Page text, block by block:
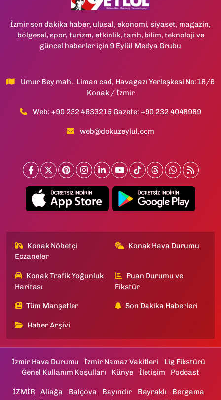
İzmir son dakika haber, ulusal, ekonomi, siyaset, magazin,
bölgesel, spor, turizm, etkinlik, tarih, bilim, teknoloji ve
güncel haberler için 9 Eylül Medya Grubu
Umur Bey mah., Liman cad, Havagazı Yerleşkesi No:16/6
Konak / İzmir
Web: +90 232 4633215 Gazete: +90 232 4048989
web@dokuzeylul.com
Konak Nöbetçi
Eczaneler
Konak Hava Durumu
Konak Trafik Yoğunluk
Haritası
Puan Durumu ve
Fikstür
Tüm Manşetler Son Dakika Haberleri
Haber Arşivi
İzmir Hava Durumu İzmir Namaz Vakitleri
Lig Fikstürü
Genel Kullanım Koşulları
Künye İletişim Podcast
İZMİR Aliağa Balçova Bayındır Bayraklı
Bergama